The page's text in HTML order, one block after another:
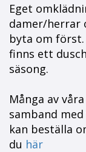
Eget
damer/herrar
byta om
finns ett
säsong.
Många av
samband
kan beställa
du här